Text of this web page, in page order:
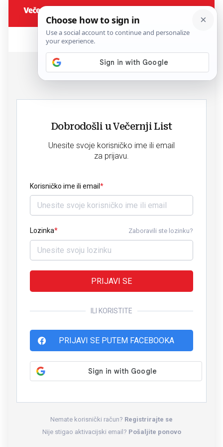
Dobrodošli u Večernji List
Unesite svoje korisničko ime ili email
za prijavu.
Korisničko ime ili email
Lozinka Zaboravili ste lozinku?
PRIJAVI SE
ILI KORISTITE
PRIJAVI SE PUTEM FACEBOOKA
Nemate korisnički račun? Registrirajte se
Nije stigao aktivacijski email? Pošaljite ponovo